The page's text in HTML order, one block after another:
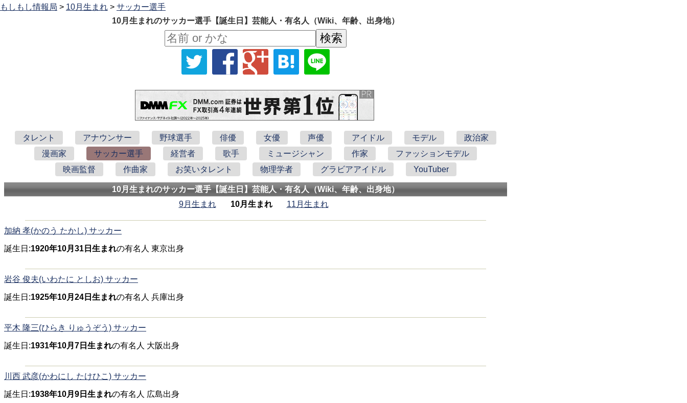
もしもし情報局 > 10月生まれ > サッカー選手
10月生まれのサッカー選手【誕生日】芸能人・有名人（Wiki、年齢、出身地）
タレント アナウンサー 野球選手 俳優 女優 声優 アイドル モデル
政治家
漫画家
サッカー選手 経営者 歌手 ミュージシャン 作家
ファッションモデル
映画監督
作曲家 お笑いタレント 物理学者 グラビアアイドル YouTuber
10月生まれのサッカー選手【誕生日】芸能人・有名人（Wiki、年齢、出身地）
9月生まれ
10月生まれ 11月生まれ
加納 孝(かのう たかし) サッカー
誕生日:1920年10月31日生まれの有名人 東京出身
岩谷 俊夫(いわたに としお) サッカー
誕生日:1925年10月24日生まれの有名人 兵庫出身
平木 隆三(ひらき りゅうぞう) サッカー
誕生日:1931年10月7日生まれの有名人 大阪出身
川西 武彦(かわにし たけひこ) サッカー
誕生日:1938年10月9日生まれの有名人 広島出身